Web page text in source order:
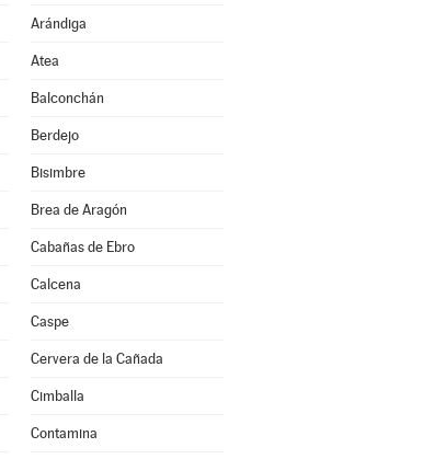
Arándiga
Atea
Balconchán
Berdejo
Bisimbre
Brea de Aragón
Cabañas de Ebro
Calcena
Caspe
Cervera de la Cañada
Cimballa
Contamina